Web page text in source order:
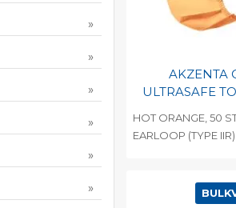
AKZENTA
ULTRASAFE
HOT ORANGE, 50
EARLOOP (TYPE IIR)
Print barcode